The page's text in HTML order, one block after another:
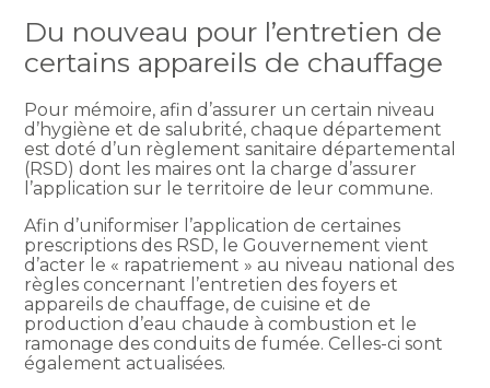
Du nouveau pour l’entretien de
certains appareils de chauffage
Pour mémoire, afin d’assurer un certain niveau
d’hygiène et de salubrité, chaque département
est doté d’un règlement sanitaire départemental
(RSD) dont les maires ont la charge d’assurer
l’application sur le territoire de leur commune.
Afin d’uniformiser l’application de certaines
prescriptions des RSD, le Gouvernement vient
d’acter le « rapatriement » au niveau national des
règles concernant l’entretien des foyers et
appareils de chauffage, de cuisine et de
production d’eau chaude à combustion et le
ramonage des conduits de fumée. Celles-ci sont
également actualisées.